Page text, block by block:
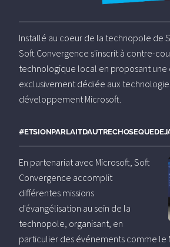
Installé au coeur de la technopole de
Soft Convergence s'inscrit à contre-
technologique local en proposant une
exclusivement dédiée aux
développement Microsoft.
En partenariat avec Microsoft, Soft
Convergence accomplit
différentes missions
d'évangélisation au sein de la
technopole, organisant, en
particulier des événements comme le